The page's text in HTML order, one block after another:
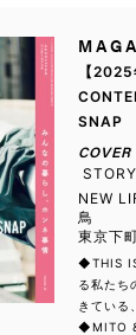
【
SNAP
NEW
鳥
東京下
◆THIS
る私たち
きている
◆MITO